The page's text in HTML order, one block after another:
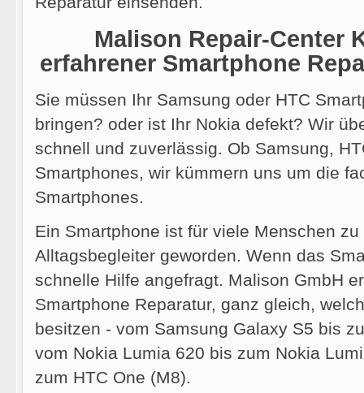
Malison Repair-Center
erfahrener Smartphone
Sie müssen Ihr Samsung oder HTC
bringen? oder ist Ihr Nokia defekt? Wir
schnell und zuverlässig. Ob Samsung,
Smartphones, wir kümmern uns um die
Smartphones.
Ein Smartphone ist für viele Menschen
Alltagsbegleiter geworden. Wenn das
schnelle Hilfe angefragt. Malison GmbH
Smartphone Reparatur, ganz gleich,
besitzen - vom Samsung Galaxy S5 bis
vom Nokia Lumia 620 bis zum Nokia
zum HTC One (M8).